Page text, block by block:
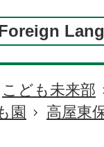
こども未来部
園
高屋東